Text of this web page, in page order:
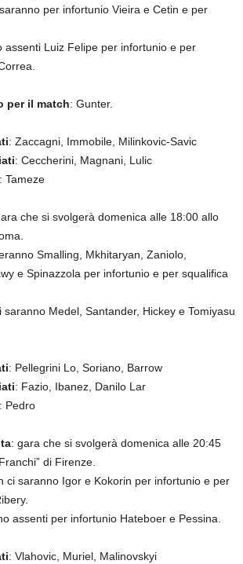
per infortunio Vieira e Cetin e per
assenti Luiz Felipe per infortunio e per
per il match: Gunter.
: Zaccagni, Immobile, Milinkovic-Savic
: Ceccherini, Magnani, Lulic
: Tameze
che si svolgerà domenica alle 18:00 allo
Smalling, Mkhitaryan, Zaniolo,
e Spinazzola per infortunio e per squalifica
saranno Medel, Santander, Hickey e Tomiyasu
: Pellegrini Lo, Soriano, Barrow
: Fazio, Ibanez, Danilo Lar
: Pedro
: gara che si svolgerà domenica alle 20:45
di Firenze.
ci saranno Igor e Kokorin per infortunio e per
assenti per infortunio Hateboer e Pessina.
: Vlahovic, Muriel, Malinovskyi